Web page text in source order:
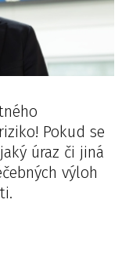
Pokud se
úraz či jiná
výloh